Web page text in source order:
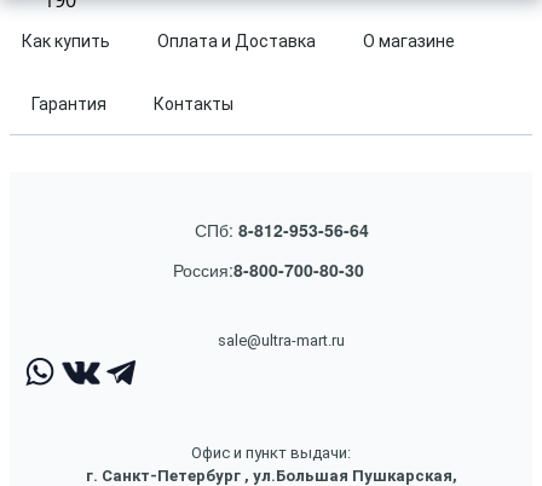
Как купить Оплата и Доставка О магазине
Гарантия Контакты
СПб: 8-812-953-56-64
Россия:8-800-700-80-30
sale@ultra-mart.ru
Офис и пункт выдачи:
г. Санкт-Петербург , ул.Большая Пушкарская,